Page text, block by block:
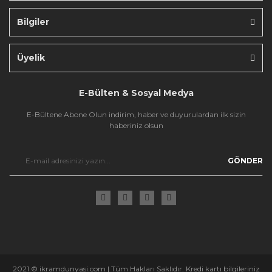
Bilgiler
Üyelik
E-Bülten & Sosyal Medya
E-Bültene Abone Olun indirim, haber ve duyurulardan ilk sizin
haberiniz olsun
GÖNDER
2021 © ikramdunyasi.com | Tüm Hakları Saklıdır. Kredi kartı bilgileriniz